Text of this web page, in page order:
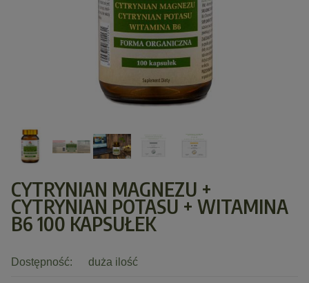
CYTRYNIAN MAGNEZU +
CYTRYNIAN POTASU + WITAMINA
B6 100 KAPSUŁEK
Dostępność: duża ilość